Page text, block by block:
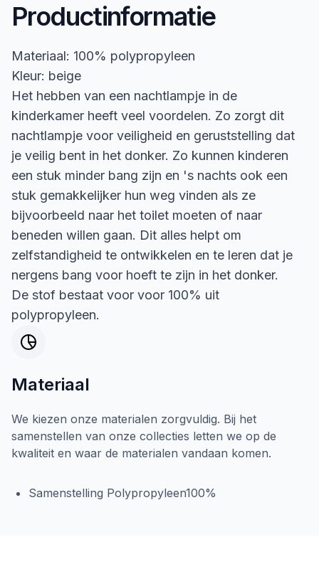
Productinformatie
Materiaal: 100% polypropyleen
Kleur: beige
Het hebben van een nachtlampje in de
kinderkamer heeft veel voordelen. Zo zorgt dit
nachtlampje voor veiligheid en geruststelling dat
je veilig bent in het donker. Zo kunnen kinderen
een stuk minder bang zijn en 's nachts ook een
stuk gemakkelijker hun weg vinden als ze
bijvoorbeeld naar het toilet moeten of naar
beneden willen gaan. Dit alles helpt om
zelfstandigheid te ontwikkelen en te leren dat je
nergens bang voor hoeft te zijn in het donker.
De stof bestaat voor voor 100% uit
polypropyleen.
Materiaal
We kiezen onze materialen zorgvuldig. Bij het
samenstellen van onze collecties letten we op de
kwaliteit en waar de materialen vandaan komen.
Samenstelling Polypropyleen100%